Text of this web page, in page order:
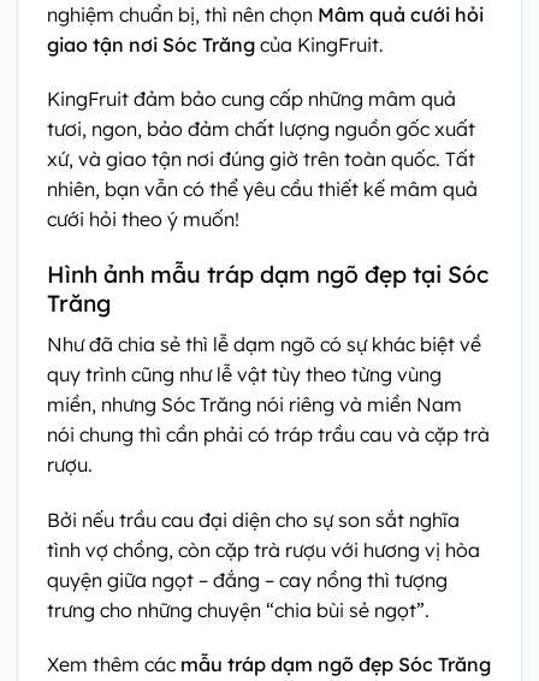
nghiệm chuẩn bị, thì nên chọn Mâm quả cưới hỏi
giao tận nơi Sóc Trăng của KingFruit.
KingFruit đảm bảo cung cấp những mâm quả
tươi, ngon, bảo đảm chất lượng nguồn gốc xuất
xứ, và giao tận nơi đúng giờ trên toàn quốc. Tất
nhiên, bạn vẫn có thể yêu cầu thiết kế mâm quả
cưới hỏi theo ý muốn!
Hình ảnh mẫu tráp dạm ngõ đẹp tại Sóc
Trăng
Như đã chia sẻ thì lễ dạm ngõ có sự khác biệt về
quy trình cũng như lễ vật tùy theo từng vùng
miền, nhưng Sóc Trăng nói riêng và miền Nam
nói chung thì cần phải có tráp trầu cau và cặp trà
rượu.
Bởi nếu trầu cau đại diện cho sự son sắt nghĩa
tình vợ chồng, còn cặp trà rượu với hương vị hòa
quyện giữa ngọt – đắng – cay nồng thì tượng
trưng cho những chuyện “chia bùi sẻ ngọt”.
Xem thêm các mẫu tráp dạm ngõ đẹp Sóc Trăng